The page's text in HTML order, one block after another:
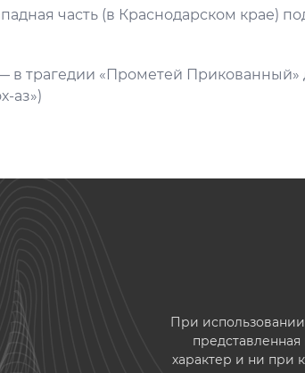
часть (в Краснодарском крае)
в трагедии «Прометей
аз»)
При использовании
характер и ни при